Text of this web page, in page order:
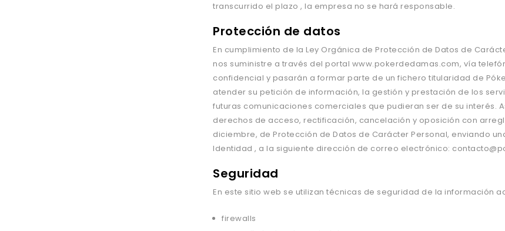
transcurrido el plazo , la empresa no se hará responsable.
Protección de datos
En cumplimiento de la Ley Orgánica de Protección de Datos de Cará
nos suministre a través del portal www.pokerdedamas.com, vía telefó
confidencial y pasarán a formar parte de un fichero titularidad de
atender su petición de información, la gestión y prestación de los
futuras comunicaciones comerciales que pudieran ser de su interés.
derechos de acceso, rectificación, cancelación y oposición con
diciembre, de Protección de Datos de Carácter Personal, enviando
Identidad , a la siguiente dirección de correo electrónico:
Seguridad
En este sitio web se utilizan técnicas de seguridad de la información
firewalls